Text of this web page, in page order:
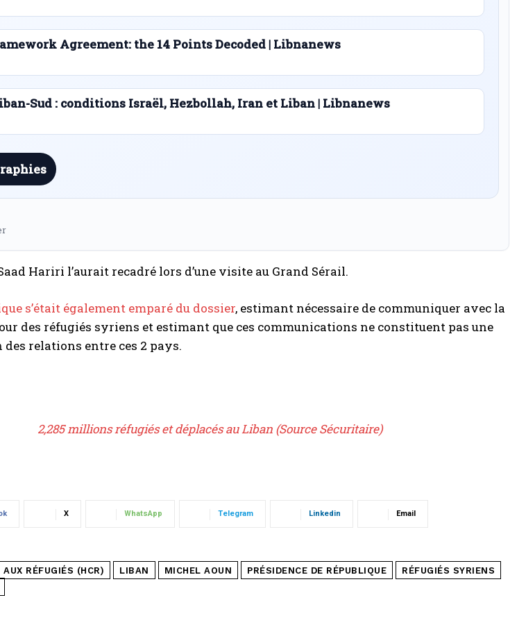
Agreement: the 14 Points Decoded | Libnanews
Sud : conditions Israël, Hezbollah, Iran et Liban | Libnanews
Hariri l’aurait recadré lors d’une visite au Grand Sérail.
s’était également emparé du dossier, estimant nécessaire de communiquer avec la
des réfugiés syriens et estimant que ces communications ne constituent pas une
relations entre ces 2 pays.
2,285 millions réfugiés et déplacés au Liban (Source Sécuritaire)
X WhatsApp Telegram Linkedin Email
RÉFUGIÉS (HCR) LIBAN MICHEL AOUN PRÉSIDENCE DE RÉPUBLIQUE
RÉFUGIÉS SYRIENS